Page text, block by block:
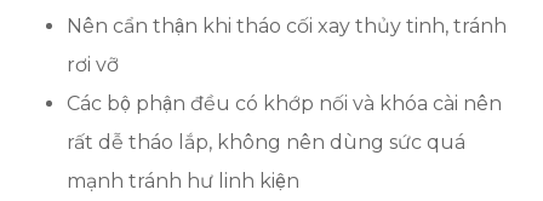
Nên cẩn thận khi tháo cối xay thủy tinh, tránh
rơi vỡ
Các bộ phận đều có khớp nối và khóa cài nên
rất dễ tháo lắp, không nên dùng sức quá
mạnh tránh hư linh kiện